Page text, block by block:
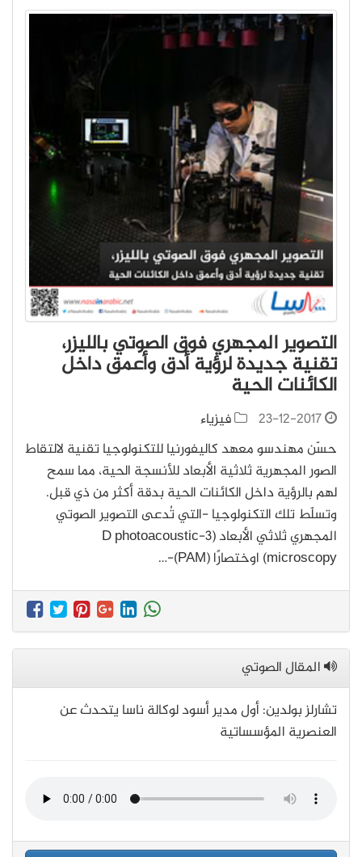
التصوير المجهري فوق الصوتي بالليزر،
تقنية جديدة لرؤية أدق وأعمق داخل
الكائنات الحية
23-12-2017
فيزياء
حسّن مهندسو معهد كاليفورنيا للتكنولوجيا تقنية لالتقاط
الصور المجهرية ثلاثية الأبعاد للأنسجة الحية، مما سمح
لهم بالرؤية داخل الكائنات الحية بدقة أكثر من ذي قبل.
وتسلّط تلك التكنولوجيا -التي تُدعى التصوير الصوتي
المجهري ثلاثي الأبعاد (3-D photoacoustic
microscopy) اوختصارًا (PAM)-…
المقال الصوتي
تشارلز بولدين: أول مدير أسود لوكالة ناسا يتحدث عن
العنصرية المؤسساتية